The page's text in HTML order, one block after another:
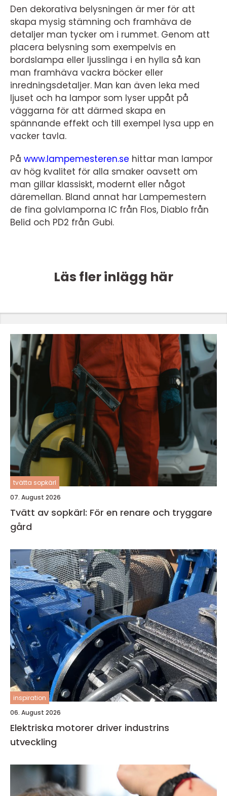
Den dekorativa belysningen är mer för att
skapa mysig stämning och framhäva de
detaljer man tycker om i rummet. Genom att
placera belysning som exempelvis en
bordslampa eller ljusslinga i en hylla så kan
man framhäva vackra böcker eller
inredningsdetaljer. Man kan även leka med
ljuset och ha lampor som lyser uppåt på
väggarna för att därmed skapa en
spännande effekt och till exempel lysa upp en
vacker tavla.
På www.lampemesteren.se hittar man lampor
av hög kvalitet för alla smaker oavsett om
man gillar klassiskt, modernt eller något
däremellan. Bland annat har Lampemestern
de fina golvlamporna IC från Flos, Diablo från
Belid och PD2 från Gubi.
Läs fler inlägg här
tvätta sopkärl
07. August 2026
Tvätt av sopkärl: För en renare och tryggare
gård
inspiration
06. August 2026
Elektriska motorer driver industrins
utveckling